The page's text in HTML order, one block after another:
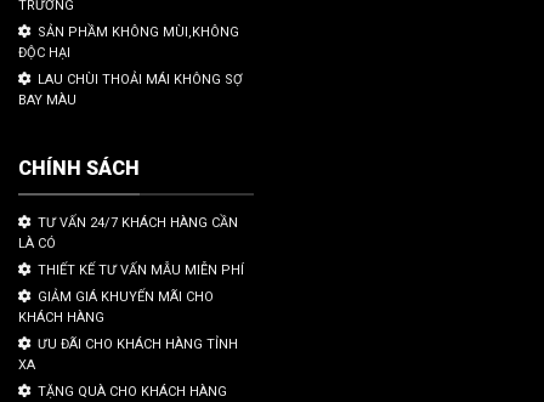
TRƯỜNG
SẢN PHẦM KHÔNG MÙI,KHÔNG
ĐỘC HẠI
LAU CHÙI THOẢI MÁI KHÔNG SỢ
BAY MÀU
CHÍNH SÁCH
TƯ VẤN 24/7 KHÁCH HÀNG CẦN
LÀ CÓ
THIẾT KẾ TƯ VẤN MẪU MIỄN PHÍ
GIẢM GIÁ KHUYẾN MÃI CHO
KHÁCH HÀNG
ƯU ĐÃI CHO KHÁCH HÀNG TỈNH
XA
TẶNG QUÀ CHO KHÁCH HÀNG